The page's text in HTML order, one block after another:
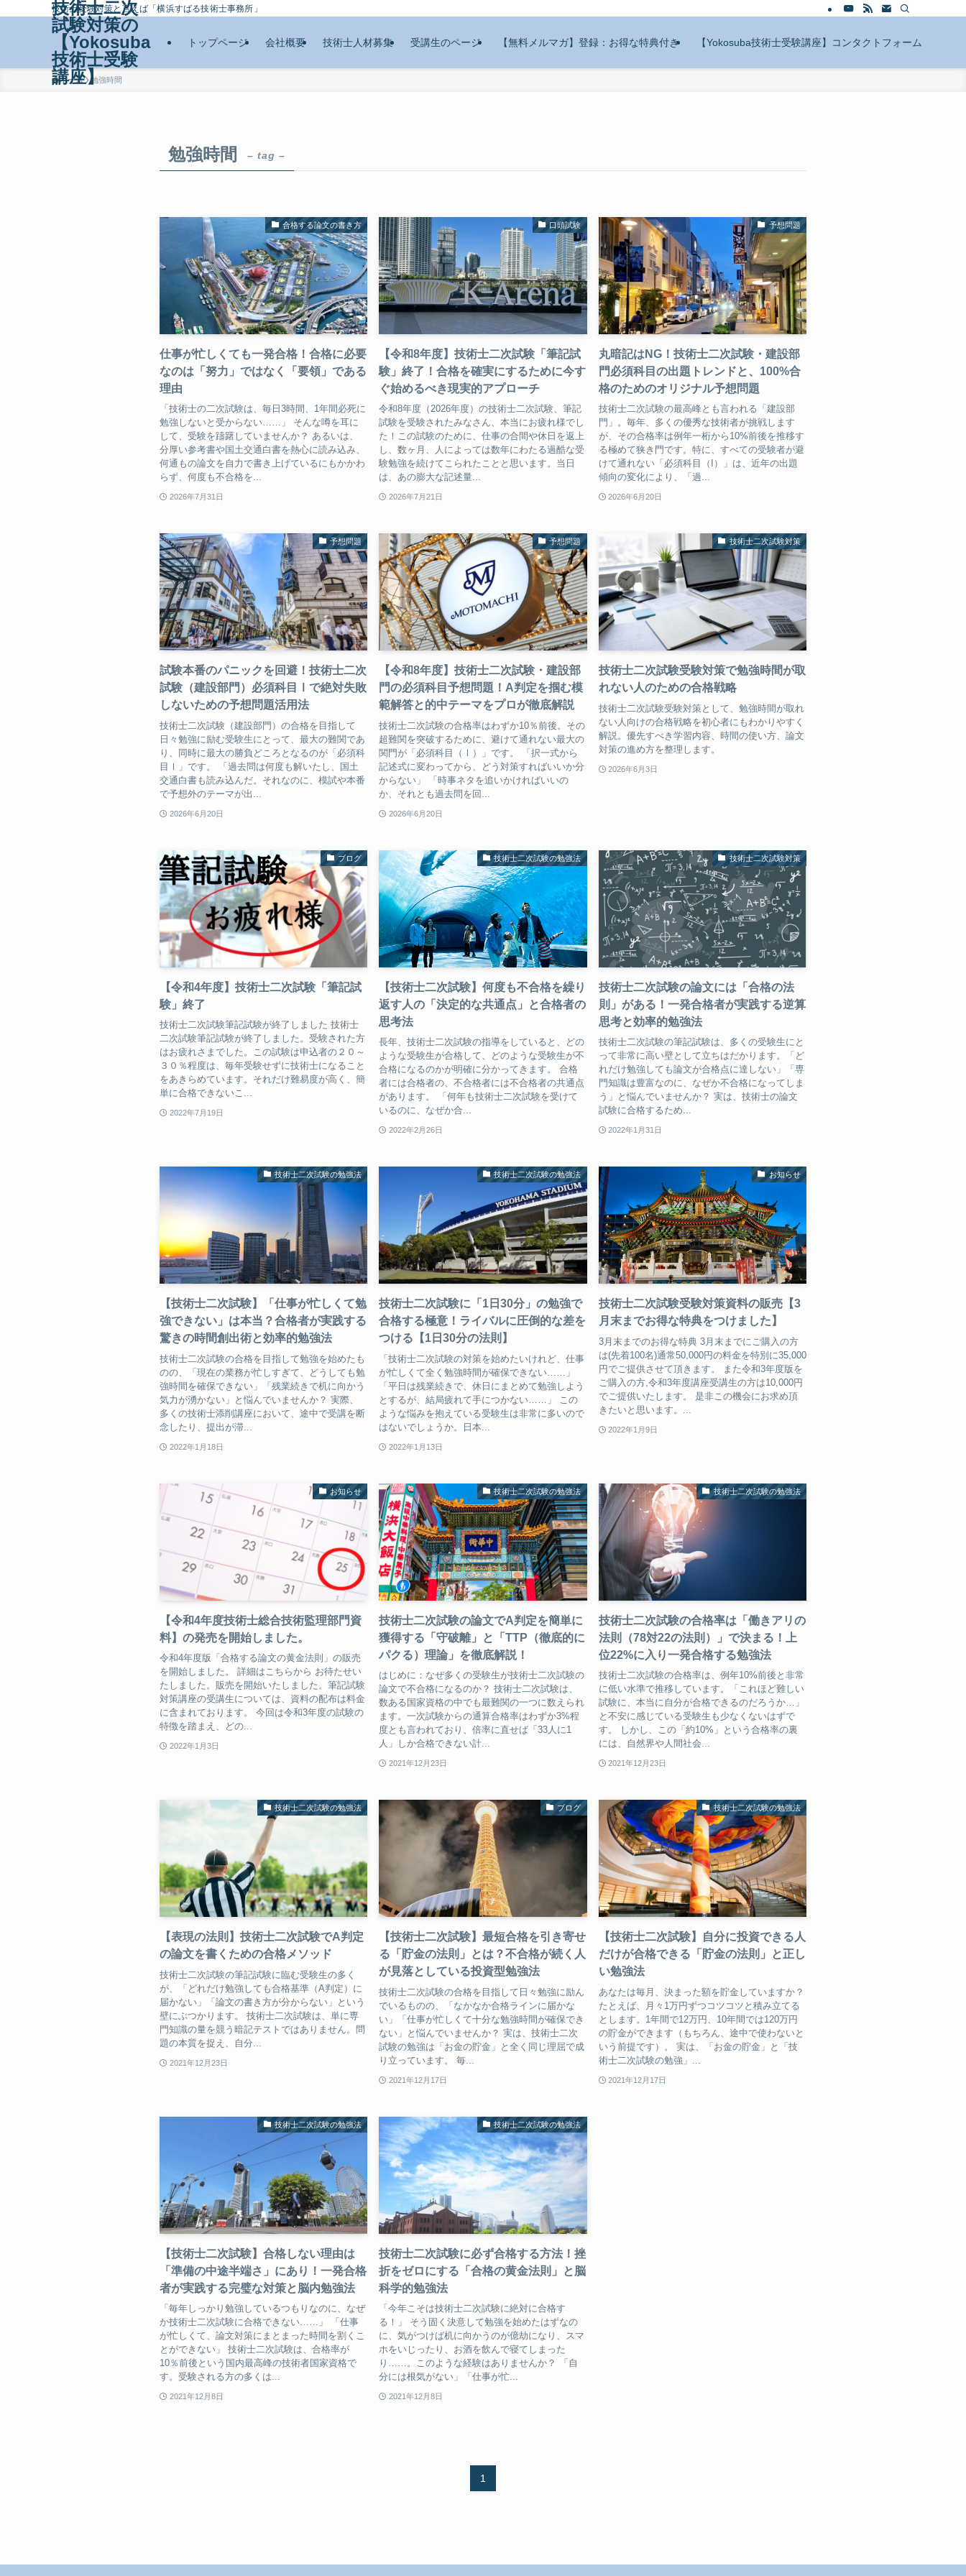
技術士受験対策と言えば「横浜すばる技術士事務所」
技術士二次
試験対策の
【Yokosuba
技術士受験
講座】
トップページ 会社概要 技術士人材募集 受講生のページ 【無料メルマガ】登録：お得な特典付き 【Yokosuba技術士受験講座】コンタクトフォーム
ホーム 勉強時間
勉強時間 – tag –
合格する論文の書き方
仕事が忙しくても一発合格！合格に必要
なのは「努力」ではなく「要領」である
理由
「技術士の二次試験は、毎日3時間、1年間必死に
勉強しないと受からない……」 そんな噂を耳に
して、受験を躊躇していませんか？ あるいは、
分厚い参考書や国土交通白書を熱心に読み込み、
何通もの論文を自力で書き上げているにもかかわ
らず、何度も不合格を...
2026年7月31日
口頭試験
【令和8年度】技術士二次試験「筆記試
験」終了！合格を確実にするために今す
ぐ始めるべき現実的アプローチ
令和8年度（2026年度）の技術士二次試験、筆記
試験を受験されたみなさん、本当にお疲れ様でし
た！この試験のために、仕事の合間や休日を返上
し、数ヶ月、人によっては数年にわたる過酷な受
験勉強を続けてこられたことと思います。当日
は、あの膨大な記述量...
2026年7月21日
予想問題
丸暗記はNG！技術士二次試験・建設部
門必須科目の出題トレンドと、100%合
格のためのオリジナル予想問題
技術士二次試験の最高峰とも言われる「建設部
門」。毎年、多くの優秀な技術者が挑戦します
が、その合格率は例年一桁から10%前後を推移す
る極めて狭き門です。特に、すべての受験者が避
けて通れない「必須科目（I）」は、近年の出題
傾向の変化により、「過...
2026年6月20日
予想問題
試験本番のパニックを回避！技術士二次
試験（建設部門）必須科目Ⅰで絶対失敗
しないための予想問題活用法
技術士二次試験（建設部門）の合格を目指して
日々勉強に励む受験生にとって、最大の難関であ
り、同時に最大の勝負どころとなるのが「必須科
目Ⅰ」です。 「過去問は何度も解いたし、国土
交通白書も読み込んだ。それなのに、模試や本番
で予想外のテーマが出...
2026年6月20日
予想問題
【令和8年度】技術士二次試験・建設部
門の必須科目予想問題！A判定を掴む模
範解答と的中テーマをプロが徹底解説
技術士二次試験の合格率はわずか10％前後。その
超難関を突破するために、避けて通れない最大の
関門が「必須科目（Ⅰ）」です。 「択一式から
記述式に変わってから、どう対策すればいいか分
からない」 「時事ネタを追いかければいいの
か、それとも過去問を回...
2026年6月20日
技術士二次試験対策
技術士二次試験受験対策で勉強時間が取
れない人のための合格戦略
技術士二次試験受験対策として、勉強時間が取れ
ない人向けの合格戦略を初心者にもわかりやすく
解説。優先すべき学習内容、時間の使い方、論文
対策の進め方を整理します。
2026年6月3日
ブログ
【令和4年度】技術士二次試験「筆記試
験」終了
技術士二次試験筆記試験が終了しました 技術士
二次試験筆記試験が終了しました。受験された方
はお疲れさまでした。この試験は申込者の２０～
３０％程度は、毎年受験せずに技術士になること
をあきらめています。それだけ難易度が高く、簡
単に合格できないこ...
2022年7月19日
技術士二次試験の勉強法
【技術士二次試験】何度も不合格を繰り
返す人の「決定的な共通点」と合格者の
思考法
長年、技術士二次試験の指導をしていると、どの
ような受験生が合格して、どのような受験生が不
合格になるのかが明確に分かってきます。 合格
者には合格者の、不合格者には不合格者の共通点
があります。 「何年も技術士二次試験を受けて
いるのに、なぜか合...
2022年2月26日
技術士二次試験対策
技術士二次試験の論文には「合格の法
則」がある！一発合格者が実践する逆算
思考と効率的勉強法
技術士二次試験の筆記試験は、多くの受験生にと
って非常に高い壁として立ちはだかります。「ど
れだけ勉強しても論文が合格点に達しない」「専
門知識は豊富なのに、なぜか不合格になってしま
う」と悩んでいませんか？ 実は、技術士の論文
試験に合格するため...
2022年1月31日
技術士二次試験の勉強法
【技術士二次試験】「仕事が忙しくて勉
強できない」は本当？合格者が実践する
驚きの時間創出術と効率的勉強法
技術士二次試験の合格を目指して勉強を始めたも
のの、「現在の業務が忙しすぎて、どうしても勉
強時間を確保できない」「残業続きで机に向かう
気力が湧かない」と悩んでいませんか？ 実際、
多くの技術士添削講座において、途中で受講を断
念したり、提出が滞...
2022年1月18日
技術士二次試験の勉強法
技術士二次試験に「1日30分」の勉強で
合格する極意！ライバルに圧倒的な差を
つける【1日30分の法則】
「技術士二次試験の対策を始めたいけれど、仕事
が忙しくて全く勉強時間が確保できない……」
「平日は残業続きで、休日にまとめて勉強しよう
とするが、結局疲れて手につかない……」 この
ような悩みを抱えている受験生は非常に多いので
はないでしょうか。日本...
2022年1月13日
お知らせ
技術士二次試験受験対策資料の販売【3
月末までお得な特典をつけました】
3月末までのお得な特典 3月末までにご購入の方
は(先着100名)通常50,000円の料金を特別に35,000
円でご提供させて頂きます。 また令和3年度版を
ご購入の方,令和3年度講座受講生の方は10,000円
でご提供いたします。 是非この機会にお求め頂
きたいと思います。...
2022年1月9日
お知らせ
【令和4年度技術士総合技術監理部門資
料】の発売を開始しました。
令和4年度版「合格する論文の黄金法則」の販売
を開始しました。 詳細はこちらから お待たせい
たしました。販売を開始いたしました。筆記試験
対策講座の受講生については、資料の配布は料金
に含まれております。 今回は令和3年度の試験の
特徴を踏まえ、どの...
2022年1月3日
技術士二次試験の勉強法
技術士二次試験の論文でA判定を簡単に
獲得する「守破離」と「TTP（徹底的に
パクる）理論」を徹底解説！
はじめに：なぜ多くの受験生が技術士二次試験の
論文で不合格になるのか？ 技術士二次試験は、
数ある国家資格の中でも最難関の一つに数えられ
ます。一次試験からの通算合格率はわずか3%程
度とも言われており、倍率に直せば「33人に1
人」しか合格できない計...
2021年12月23日
技術士二次試験の勉強法
技術士二次試験の合格率は「働きアリの
法則（78対22の法則）」で決まる！上
位22%に入り一発合格する勉強法
技術士二次試験の合格率は、例年10%前後と非常
に低い水準で推移しています。「これほど難しい
試験に、本当に自分が合格できるのだろうか…」
と不安に感じている受験生も少なくないはずで
す。 しかし、この「約10%」という合格率の裏
には、自然界や人間社会...
2021年12月23日
技術士二次試験の勉強法
【表現の法則】技術士二次試験でA判定
の論文を書くための合格メソッド
技術士二次試験の筆記試験に臨む受験生の多く
が、「どれだけ勉強しても合格基準（A判定）に
届かない」「論文の書き方が分からない」という
壁にぶつかります。 技術士二次試験は、単に専
門知識の量を競う暗記テストではありません。問
題の本質を捉え、自分...
2021年12月23日
ブログ
【技術士二次試験】最短合格を引き寄せ
る「貯金の法則」とは？不合格が続く人
が見落としている投資型勉強法
技術士二次試験の合格を目指して日々勉強に励ん
でいるものの、「なかなか合格ラインに届かな
い」「仕事が忙しくて十分な勉強時間が確保でき
ない」と悩んでいませんか？ 実は、技術士二次
試験の勉強は「お金の貯金」と全く同じ理屈で成
り立っています。 毎...
2021年12月17日
技術士二次試験の勉強法
【技術士二次試験】自分に投資できる人
だけが合格できる「貯金の法則」と正し
い勉強法
あなたは毎月、決まった額を貯金していますか？
たとえば、月々1万円ずつコツコツと積み立てる
とします。1年間で12万円、10年間では120万円
の貯金ができます（もちろん、途中で使わないと
いう前提です）。 実は、「お金の貯金」と「技
術士二次試験の勉強」...
2021年12月17日
技術士二次試験の勉強法
【技術士二次試験】合格しない理由は
「準備の中途半端さ」にあり！一発合格
者が実践する完璧な対策と脳内勉強法
「毎年しっかり勉強しているつもりなのに、なぜ
か技術士二次試験に合格できない……」 「仕事
が忙しくて、論文対策にまとまった時間を割くこ
とができない」 技術士二次試験は、合格率が
10％前後という国内最高峰の技術者国家資格で
す。受験される方の多くは...
2021年12月8日
技術士二次試験の勉強法
技術士二次試験に必ず合格する方法！挫
折をゼロにする「合格の黄金法則」と脳
科学的勉強法
「今年こそは技術士二次試験に絶対に合格す
る！」 そう固く決意して勉強を始めたはずなの
に、気がつけば机に向かうのが億劫になり、スマ
ホをいじったり、お酒を飲んで寝てしまった
り……。このような経験はありませんか？ 「自
分には根気がない」「仕事が忙...
2021年12月8日
1